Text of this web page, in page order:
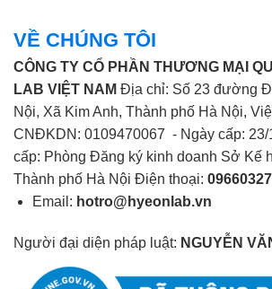
VỀ CHÚNG TÔI
CÔNG TY CỔ PHẦN THƯƠNG MẠI
LAB VIỆT NAM Địa chỉ: Số 23 đường
Nội, Xã Kim Anh, Thành phố Hà Nội,
CNĐKDN: 0109470067 - Ngày cấp: 23/
cấp: Phòng Đăng ký kinh doanh Sở Kế
Thành phố Hà Nội Điện thoại:
Email: hotro@hyeonlab.vn
Người đại diện pháp luật: NGUYỄN